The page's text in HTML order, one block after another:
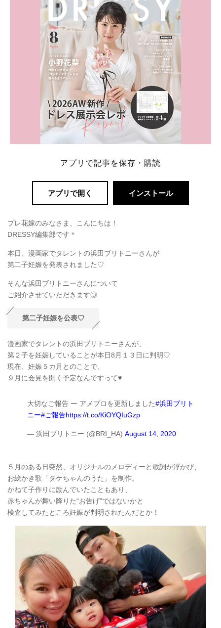
解決します。 まずは診断で候補を絞れる「ウェディ
ング診断」か、体験型 […]
続きを読む
アプリで記事を保存・購読
アプリで開く インストール
プレ花嫁のみなさま、こんにちは！
DRESSY編集部です＊
本日、漫画家でタレントの浜田ブリトニーさんが
第二子妊娠を発表されました♡
そんな浜田ブリトニーさんについて
ご紹介させていただきます◎
第二子妊娠を公表♡
漫画家でタレントの浜田ブリトニーさんが、
第２子を妊娠していることが本日8月１３日に判明♡
現在、妊娠５カ月とのことで、
９月に会見を開く予定なんですって♥
大切なご報告 ー アメブロを更新しました#浜田ブリト
ニー#ご報告https://t.co/KiOYQIuGzp
— 浜田ブリトニー (@BRI_HA) August 14, 2020
５月のある日突然、オリジナルのメロディーと歌詞が浮かび、
お絵かき歌「タケちゃんのうた」を制作。
かねて子作りに励んでいたこともあり、
赤ちゃんが舞い降りた“お告げ”ではないかと
検査してみたところ妊娠が判明されたんだとか！